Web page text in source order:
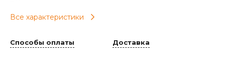
Все характеристики
Способы оплаты Доставка